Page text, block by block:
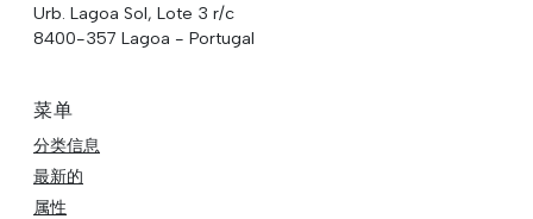
Urb. Lagoa Sol, Lote 3 r/c
8400-357 Lagoa - Portugal
菜单
分类信息
最新的
属性